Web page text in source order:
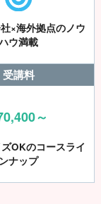
×海外拠点のノウ
ウ満載
受講料
～
OKのコースライ
ンナップ